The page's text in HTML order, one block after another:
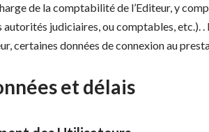
de la comptabilité de l’Editeur, y
judiciaires, ou comptables, etc.).
certaines données de connexion au
et délais